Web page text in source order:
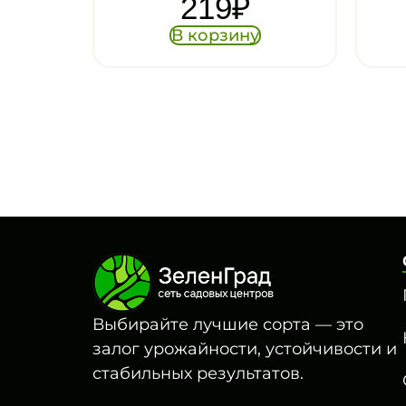
Выбирайте лучшие сорта — это
залог урожайности, устойчивости и
стабильных результатов.